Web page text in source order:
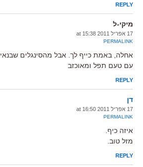
REPLY
מיקי-ל
17 אפריל 2011 at 15:38
PERMALINK
אחלה, באמת כייף לך. אבל מהסינגלים שבנאי
עם טעם תפל ומאוכזב
REPLY
דן
17 אפריל 2011 at 16:50
PERMALINK
איזה כיף.
מזל טוב.
REPLY